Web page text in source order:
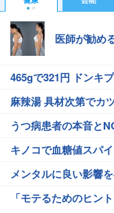
医師が勧め
465gで321円 ドンキ
麻辣湯 具材次第でカ
うつ病患者の本音と
キノコで血糖値スパ
メンタルに良い影響
「モテるためのヒン